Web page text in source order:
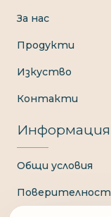
За нас
Продукти
Изкуство
Контакти
Информация
Общи условия
Поверителност